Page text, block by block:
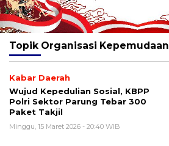
Topik Organisasi Kepemudaan
Kabar Daerah
Wujud Kepedulian Sosial, KBPP
Polri Sektor Parung Tebar 300
Paket Takjil
Minggu, 15 Maret 2026 - 20:40 WIB